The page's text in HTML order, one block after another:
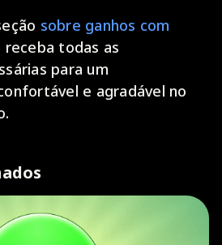
sobre ganhos com
receba todas as
para um
e agradável no